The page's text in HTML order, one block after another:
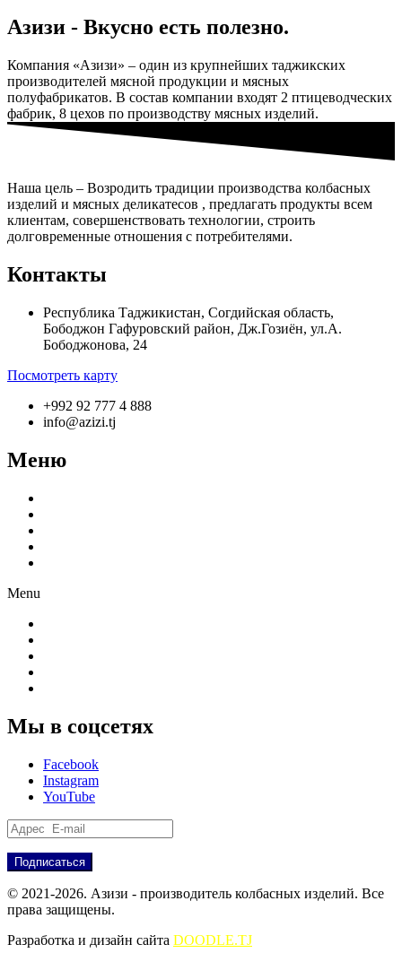
Азизи - Вкусно есть полезно.
Компания «Азизи» – один из крупнейших таджикских
производителей мясной продукции и мясных
полуфабрикатов. В состав компании входят 2 птицеводческих
фабрик, 8 цехов по производству мясных изделий.
Наша цель – Возродить традиции производства колбасных
изделий и мясных деликатесов , предлагать продукты всем
клиентам, совершенствовать технологии, строить
долговременные отношения с потребителями.
Контакты
Республика Таджикистан, Согдийская область,
Бободжон Гафуровский район, Дж.Гозиён, ул.А.
Бободжонова, 24
Посмотреть карту
+992 92 777 4 888
info@azizi.tj
Меню
Menu
Мы в соцсетях
Facebook
Instagram
YouTube
© 2021-2026. Азизи - производитель колбасных изделий. Все
права защищены.
Разработка и дизайн сайта DOODLE.TJ